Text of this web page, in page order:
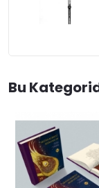
Bu